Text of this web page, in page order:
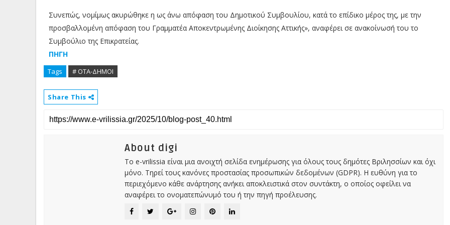
Συνεπώς, νομίμως ακυρώθηκε η ως άνω απόφαση του Δημοτικού Συμβουλίου, κατά το επίδικο μέρος της, με την
προσβαλλομένη απόφαση του Γραμματέα Αποκεντρωμένης Διοίκησης Αττικής», αναφέρει σε ανακοίνωσή του το
Συμβούλιο της Επικρατείας.
ΠΗΓΗ
Tags # ΟΤΑ-ΔΗΜΟΙ
Share This
About digi
Το e-vrilissia είναι μια ανοιχτή σελίδα ενημέρωσης για όλους τους δημότες Βριλησσίων και όχι
μόνο. Τηρεί τους κανόνες προστασίας προσωπικών δεδομένων (GDPR). Η ευθύνη για το
περιεχόμενο κάθε ανάρτησης ανήκει αποκλειστικά στον συντάκτη, ο οποίος οφείλει να
αναφέρει το ονοματεπώνυμό του ή την πηγή προέλευσης.